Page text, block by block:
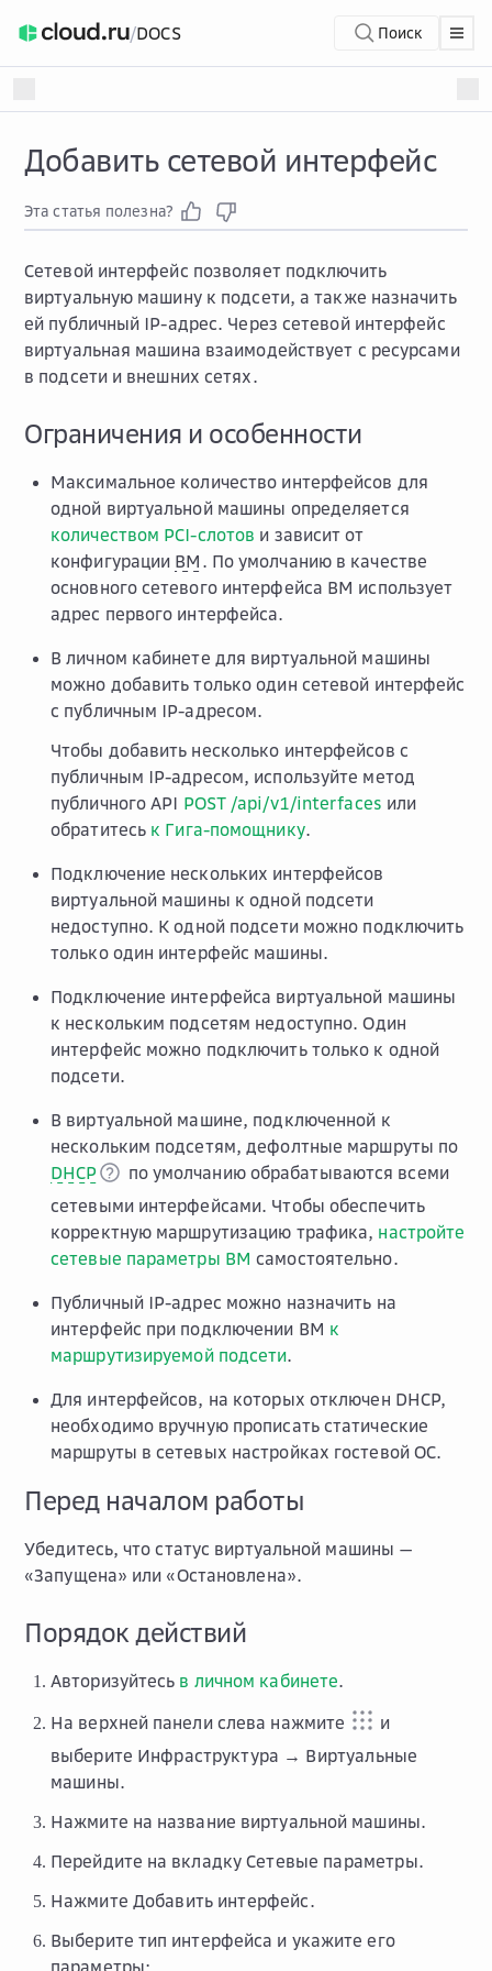
/DOCS Поиск
Добавить сетевой интерфейс
Эта статья полезна?
Сетевой интерфейс позволяет подключить
виртуальную машину к подсети, а также назначить
ей публичный IP-адрес. Через сетевой интерфейс
виртуальная машина взаимодействует с ресурсами
в подсети и внешних сетях.
Ограничения и особенности
Максимальное количество интерфейсов для
одной виртуальной машины определяется
количеством PCI-слотов и зависит от
конфигурации ВМ . По умолчанию в качестве
основного сетевого интерфейса ВМ использует
адрес первого интерфейса.
В личном кабинете для виртуальной машины
можно добавить только один сетевой интерфейс
с публичным IP-адресом.
Чтобы добавить несколько интерфейсов с
публичным IP-адресом, используйте метод
публичного API POST /api/v1/interfaces или
обратитесь к Гига-помощнику.
Подключение нескольких интерфейсов
виртуальной машины к одной подсети
недоступно. К одной подсети можно подключить
только один интерфейс машины.
Подключение интерфейса виртуальной машины
к нескольким подсетям недоступно. Один
интерфейс можно подключить только к одной
подсети.
В виртуальной машине, подключенной к
нескольким подсетям, дефолтные маршруты по
DHCP
по умолчанию обрабатываются всеми
сетевыми интерфейсами. Чтобы обеспечить
корректную маршрутизацию трафика, настройте
сетевые параметры ВМ самостоятельно.
Публичный IP-адрес можно назначить на
интерфейс при подключении ВМ к
маршрутизируемой подсети.
Для интерфейсов, на которых отключен DHCP,
необходимо вручную прописать статические
маршруты в сетевых настройках гостевой ОС.
Перед началом работы
Убедитесь, что статус виртуальной машины —
«Запущена» или «Остановлена».
Порядок действий
Авторизуйтесь в личном кабинете.
На верхней панели слева нажмите
и
выберите Инфраструктура → Виртуальные
машины.
Нажмите на название виртуальной машины.
Перейдите на вкладкуСетевые параметры.
Нажмите Добавить интерфейс.
Выберите тип интерфейса и укажите его
параметры: